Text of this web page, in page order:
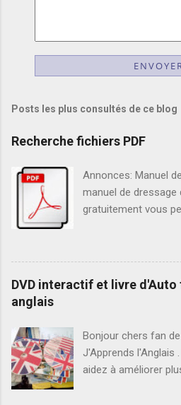
Posts les plus consultés de ce blog
Recherche fichiers PDF
Annonces: Manuel
manuel de
gratuitement vous
efficacement votre
amener votre chien
tel que L’ordre «
Comment Avoir une
de ce livre nous
à suivre pour vous
mémoire. En fait,
DVD interactif et livre
anglais
Bonjour chers fan
J'Apprends l'Anglais
aidez à améliorer